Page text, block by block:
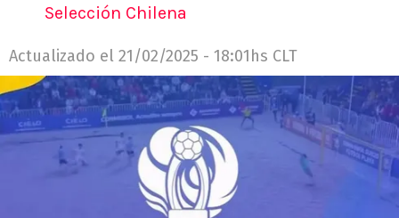
Selección Chilena
Actualizado el 21/02/2025 - 18:01hs CLT